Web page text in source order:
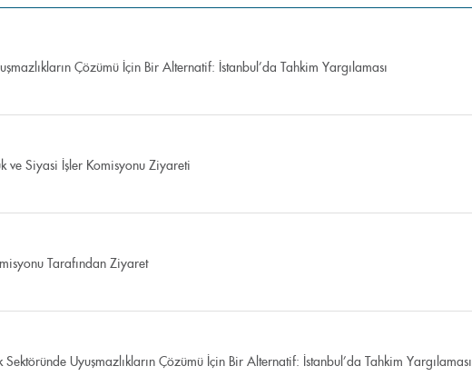
Çözümü İçin Bir Alternatif: İstanbul’da Tahkim Yargılaması
ve Siyasi İşler Komisyonu Ziyareti
Tarafından Ziyaret
Uyuşmazlıkların Çözümü İçin Bir Alternatif: İstanbul’da Tahkim Yargılaması